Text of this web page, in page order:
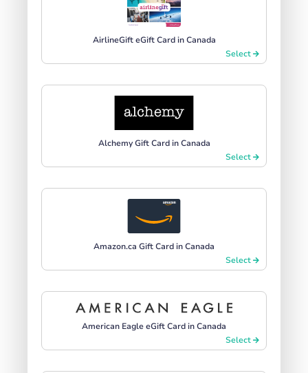
AirlineGift eGift Card in Canada
Select
Alchemy Gift Card in Canada
Select
Amazon.ca Gift Card in Canada
Select
American Eagle eGift Card in Canada
Select